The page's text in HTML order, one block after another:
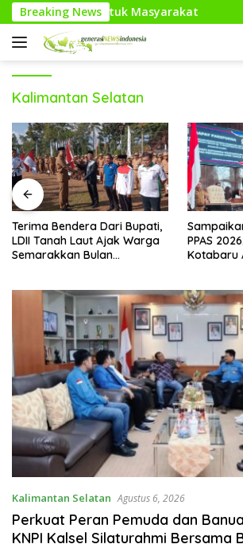
Langsung
ke
konten
Breaking News
Masyarakat Sambut HUT RI
Kalimantan Selatan
Terima Bendera Dari Bupati,
LDII Tanah Laut Ajak Warga
Semarakkan Bulan
PPAS
Kotabaru
Kalimantan Selatan Agustus 6, 2026
Perkuat Peran Pemuda dan
KNPI Kalsel Silaturahmi Bersama